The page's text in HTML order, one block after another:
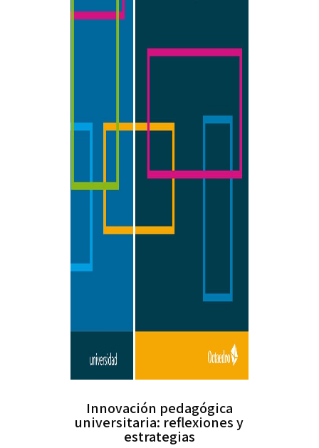
Innovación pedagógica
universitaria: reflexiones y
estrategias